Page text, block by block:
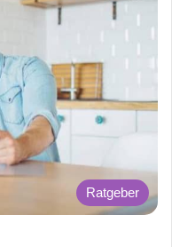
Ratgeber